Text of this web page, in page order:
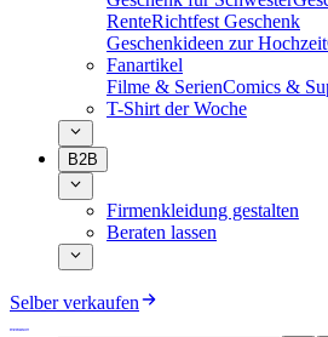
RenteRichtfest Geschenk
Geschenkideen zur Hochzeit
Fanartikel
Filme & SerienComics &
T-Shirt der Woche
B2B
Firmenkleidung gestalten
Beraten lassen
Selber verkaufen